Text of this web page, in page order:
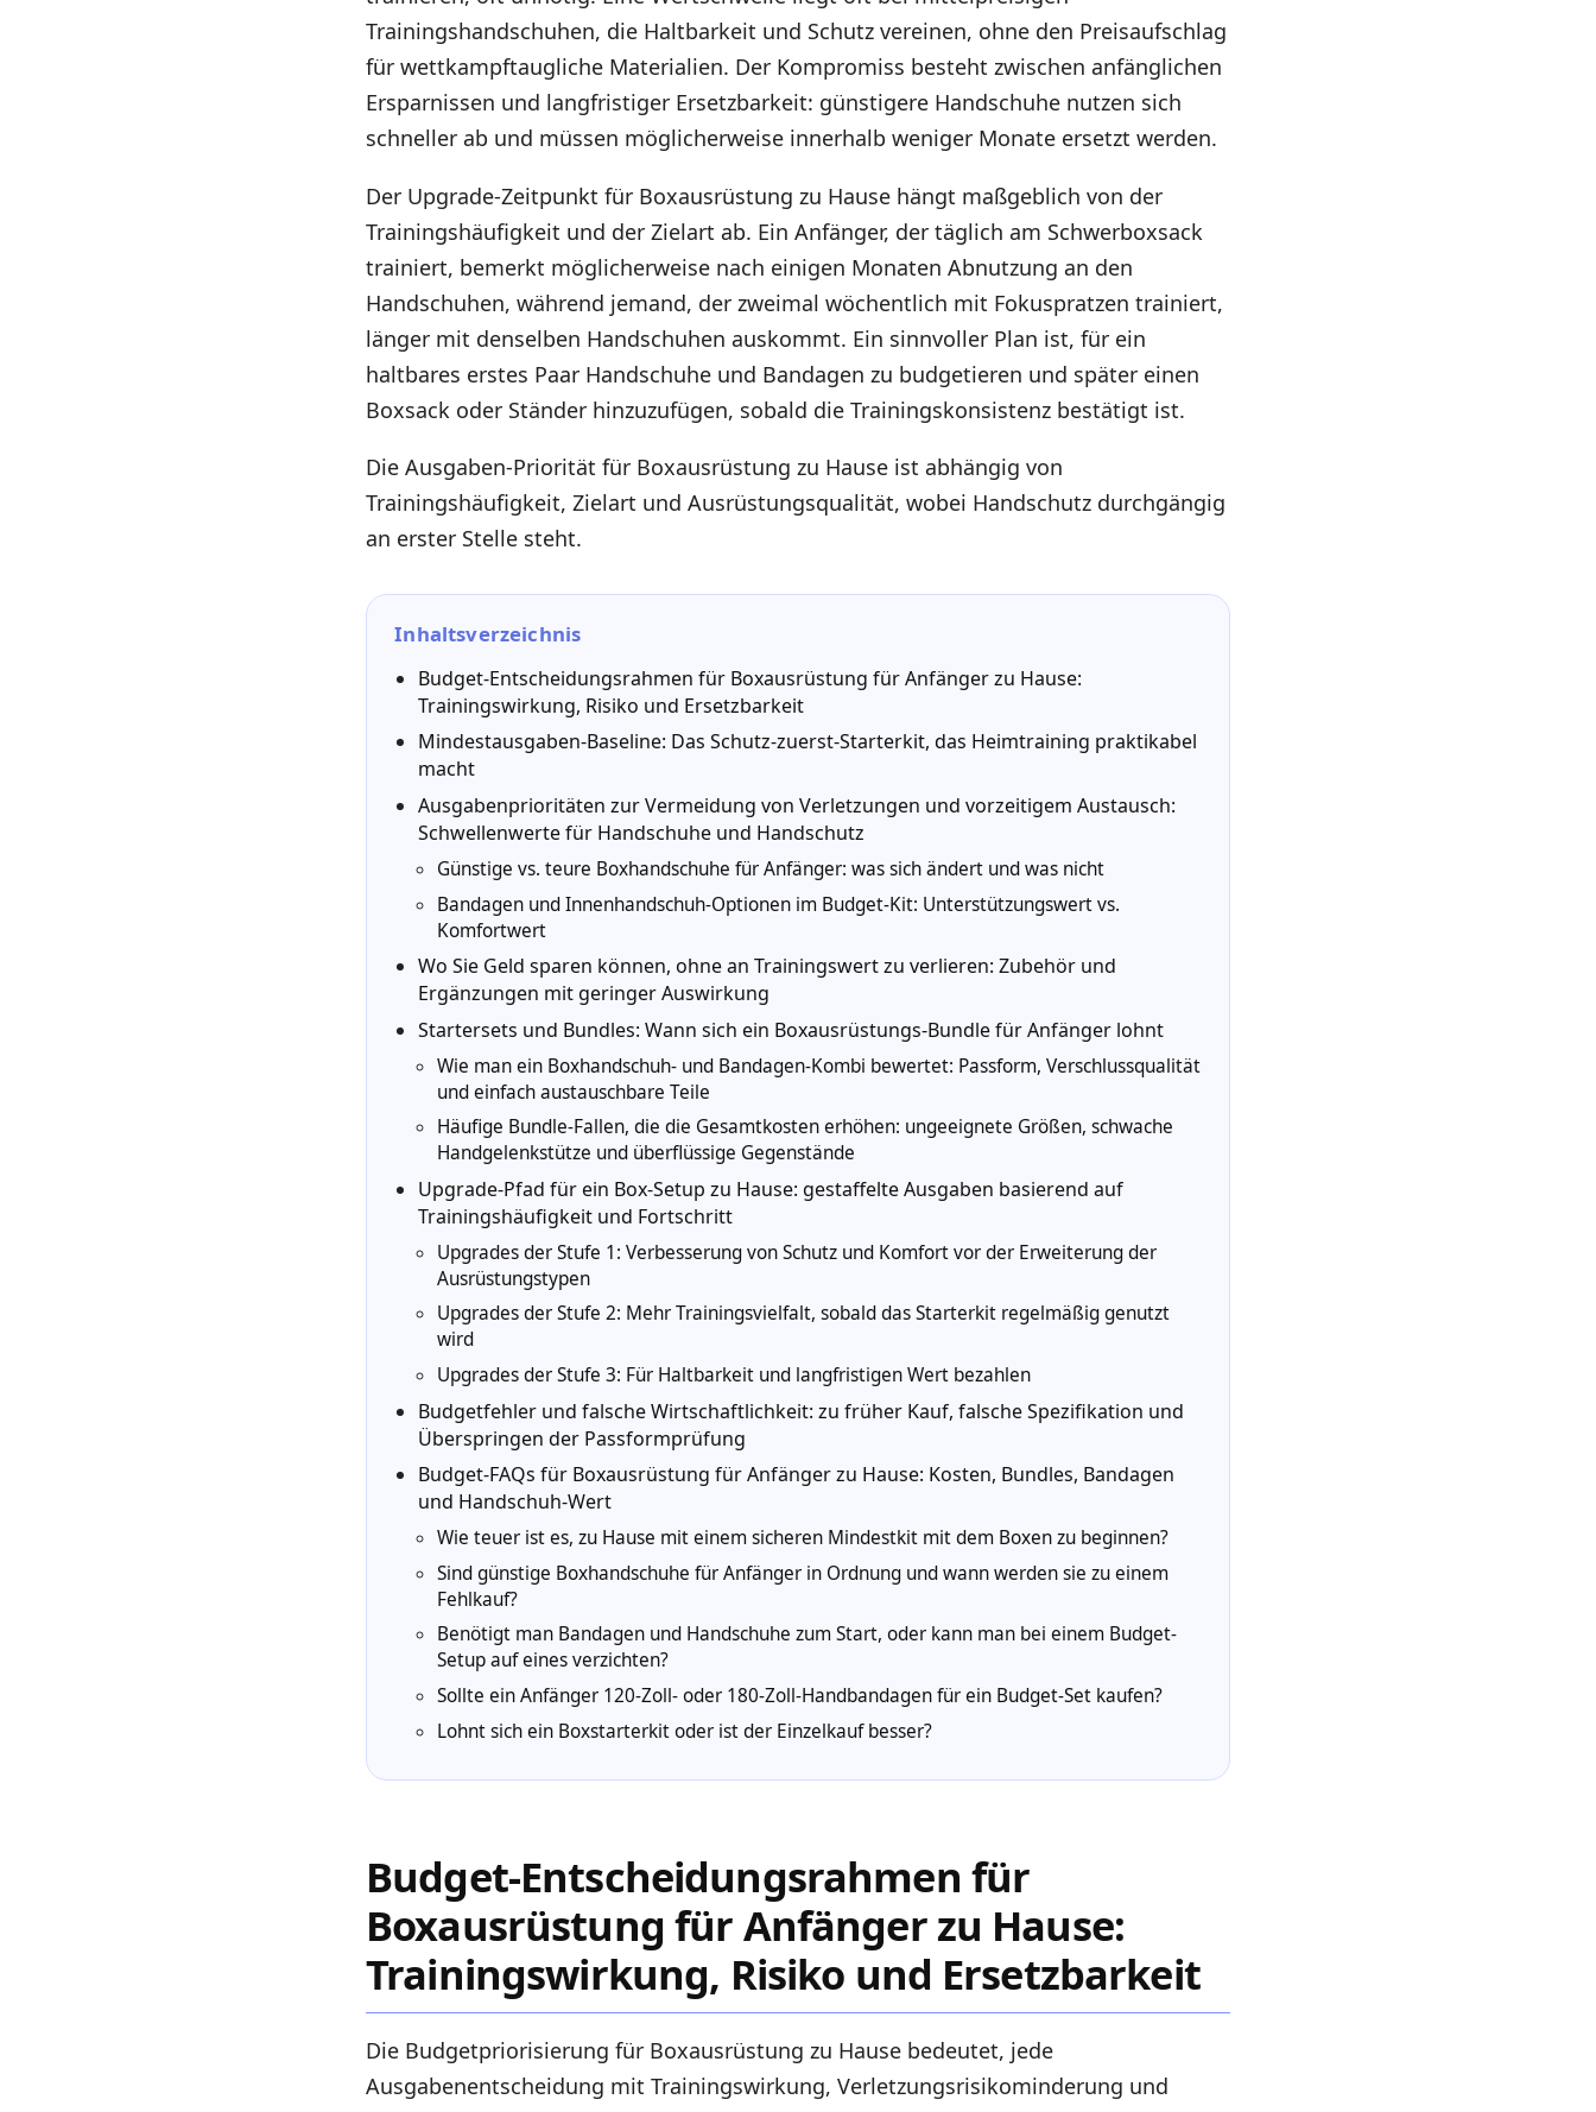
Trainingshandschuhen, die Haltbarkeit und Schutz vereinen, ohne den Preisaufschlag
für wettkampftaugliche Materialien. Der Kompromiss besteht zwischen anfänglichen
Ersparnissen und langfristiger Ersetzbarkeit: günstigere Handschuhe nutzen sich
schneller ab und müssen möglicherweise innerhalb weniger Monate ersetzt werden.
Der Upgrade-Zeitpunkt für Boxausrüstung zu Hause hängt maßgeblich von der
Trainingshäufigkeit und der Zielart ab. Ein Anfänger, der täglich am Schwerboxsack
trainiert, bemerkt möglicherweise nach einigen Monaten Abnutzung an den
Handschuhen, während jemand, der zweimal wöchentlich mit Fokuspratzen trainiert,
länger mit denselben Handschuhen auskommt. Ein sinnvoller Plan ist, für ein
haltbares erstes Paar Handschuhe und Bandagen zu budgetieren und später einen
Boxsack oder Ständer hinzuzufügen, sobald die Trainingskonsistenz bestätigt ist.
Die Ausgaben-Priorität für Boxausrüstung zu Hause ist abhängig von
Trainingshäufigkeit, Zielart und Ausrüstungsqualität, wobei Handschutz durchgängig
an erster Stelle steht.
Inhaltsverzeichnis
Budget-Entscheidungsrahmen für Boxausrüstung für Anfänger zu Hause:
Trainingswirkung, Risiko und Ersetzbarkeit
Mindestausgaben-Baseline: Das Schutz-zuerst-Starterkit, das Heimtraining praktikabel
macht
Ausgabenprioritäten zur Vermeidung von Verletzungen und vorzeitigem Austausch:
Schwellenwerte für Handschuhe und Handschutz
Günstige vs. teure Boxhandschuhe für Anfänger: was sich ändert und was nicht
Bandagen und Innenhandschuh-Optionen im Budget-Kit: Unterstützungswert vs.
Komfortwert
Wo Sie Geld sparen können, ohne an Trainingswert zu verlieren: Zubehör und
Ergänzungen mit geringer Auswirkung
Startersets und Bundles: Wann sich ein Boxausrüstungs-Bundle für Anfänger lohnt
Wie man ein Boxhandschuh- und Bandagen-Kombi bewertet: Passform, Verschlussqualität
und einfach austauschbare Teile
Häufige Bundle-Fallen, die die Gesamtkosten erhöhen: ungeeignete Größen, schwache
Handgelenkstütze und überflüssige Gegenstände
Upgrade-Pfad für ein Box-Setup zu Hause: gestaffelte Ausgaben basierend auf
Trainingshäufigkeit und Fortschritt
Upgrades der Stufe 1: Verbesserung von Schutz und Komfort vor der Erweiterung der
Ausrüstungstypen
Upgrades der Stufe 2: Mehr Trainingsvielfalt, sobald das Starterkit regelmäßig genutzt
wird
Upgrades der Stufe 3: Für Haltbarkeit und langfristigen Wert bezahlen
Budgetfehler und falsche Wirtschaftlichkeit: zu früher Kauf, falsche Spezifikation und
Überspringen der Passformprüfung
Budget-FAQs für Boxausrüstung für Anfänger zu Hause: Kosten, Bundles, Bandagen
und Handschuh-Wert
Wie teuer ist es, zu Hause mit einem sicheren Mindestkit mit dem Boxen zu beginnen?
Sind günstige Boxhandschuhe für Anfänger in Ordnung und wann werden sie zu einem
Fehlkauf?
Benötigt man Bandagen und Handschuhe zum Start, oder kann man bei einem Budget-
Setup auf eines verzichten?
Sollte ein Anfänger 120-Zoll- oder 180-Zoll-Handbandagen für ein Budget-Set kaufen?
Lohnt sich ein Boxstarterkit oder ist der Einzelkauf besser?
Budget-Entscheidungsrahmen für
Boxausrüstung für Anfänger zu Hause:
Trainingswirkung, Risiko und Ersetzbarkeit
Die Budgetpriorisierung für Boxausrüstung zu Hause bedeutet, jede
Ausgabenentscheidung mit Trainingswirkung, Verletzungsrisikominderung und